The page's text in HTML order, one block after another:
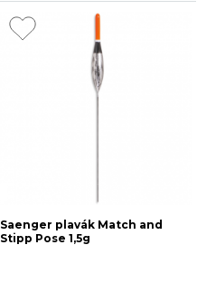
Saenger plavák Match and
Stipp Pose 1,5g